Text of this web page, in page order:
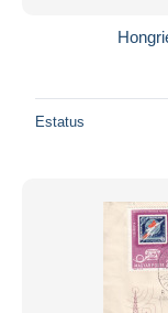
Estatus